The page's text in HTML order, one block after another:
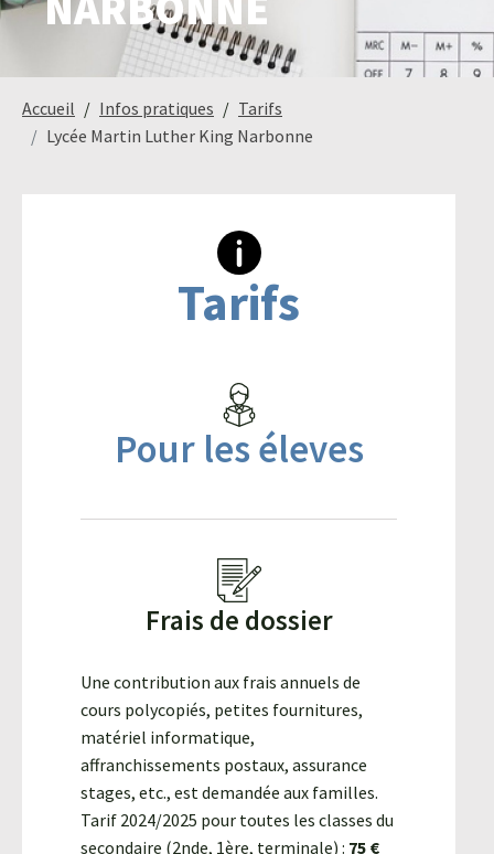
Accueil Infos pratiques
Tarifs
Lycée Martin Luther King Narbonne
Tarifs
Pour les éleves
Frais de dossier
Une contribution aux frais annuels de
cours polycopiés, petites fournitures,
matériel informatique,
affranchissements postaux, assurance
stages, etc., est demandée aux familles.
Tarif 2024/2025 pour toutes les classes du
secondaire (2nde, 1ère, terminale) : 75 €